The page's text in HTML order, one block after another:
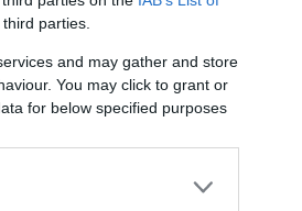
parties.
and may gather and store
You may click to grant or
for below specified purposes
Ογκολογίας
τα οφέλη
το βίντεο